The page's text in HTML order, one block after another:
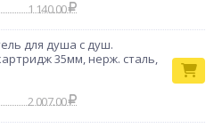
1 140.00
для душа с душ.
35мм, нерж. сталь,
2 007.00